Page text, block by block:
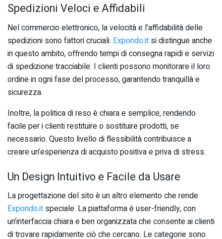
Spedizioni Veloci e Affidabili
Nel commercio elettronico, la velocità e l’affidabilità delle
spedizioni sono fattori cruciali. Expondo.it si distingue anche
in questo ambito, offrendo tempi di consegna rapidi e servizi
di spedizione tracciabile. I clienti possono monitorare il loro
ordine in ogni fase del processo, garantendo tranquillà e
sicurezza.
Inoltre, la politica di reso è chiara e semplice, rendendo
facile per i clienti restituire o sostituire prodotti, se
necessario. Questo livello di flessibilità contribuisce a
creare un’esperienza di acquisto positiva e priva di stress.
Un Design Intuitivo e Facile da Usare
La progettazione del sito è un altro elemento che rende
Expondo.it speciale. La piattaforma è user-friendly, con
un’interfaccia chiara e ben organizzata che consente ai clienti
di trovare rapidamente ciò che cercano. Le categorie sono